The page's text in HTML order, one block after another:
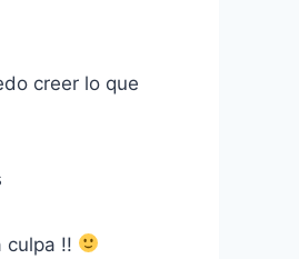
creer lo que
culpa !!